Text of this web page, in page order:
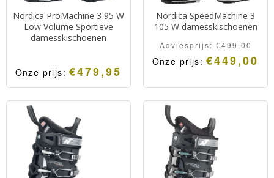
Nordica ProMachine 3 95 W
Low Volume Sportieve
damesskischoenen
Onze prijs:€479,95
Nordica SpeedMachine 3
105 W damesskischoenen
Adviesprijs: €499,00
Onze prijs:€449,00